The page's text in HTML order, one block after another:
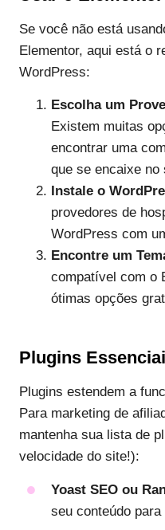
Se você não está
Elementor, aqui está o
WordPress:
Escolha um
Existem muitas
encontrar uma
que se encaixe no
Instale o
provedores de
WordPress com
Encontre um
compatível com o
ótimas opções
Plugins
Plugins estendem a
Para marketing de
mantenha sua lista de
velocidade do site!):
Yoast SEO ou
seu conteúdo